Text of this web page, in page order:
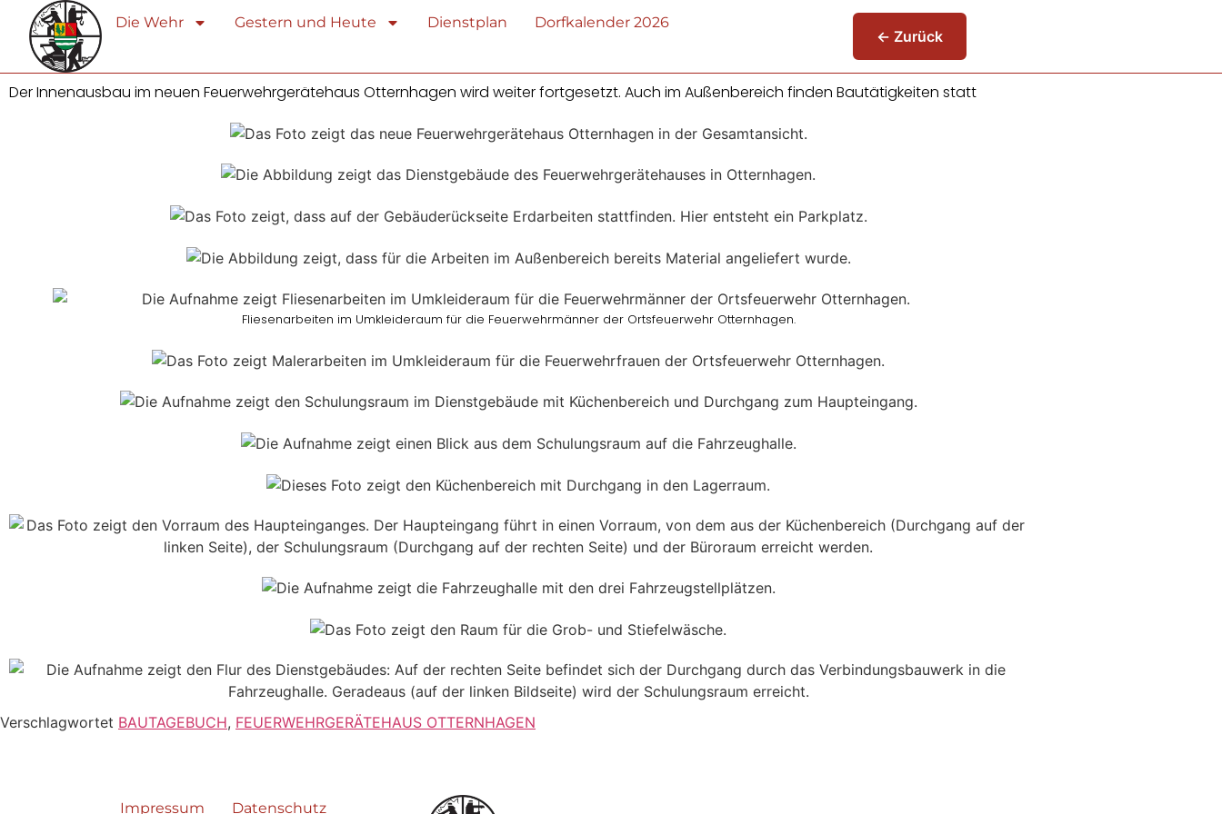
Die Wehr Gestern und Heute Dienstplan Dorfkalender 2026
← Zurück
Der Innenausbau im neuen Feuerwehrgerätehaus Otternhagen wird weiter fortgesetzt. Auch im Außenbereich finden Bautätigkeiten statt
Fliesenarbeiten im Umkleideraum für die Feuerwehrmänner der Ortsfeuerwehr Otternhagen.
Verschlagwortet BAUTAGEBUCH, FEUERWEHRGERÄTEHAUS OTTERNHAGEN
Impressum Datenschutz